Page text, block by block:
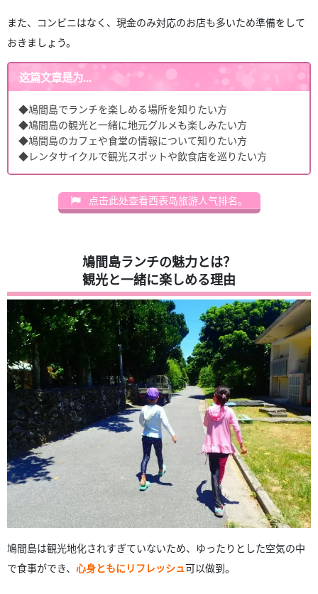
また、コンビニはなく、現金のみ対応のお店も多いため準備をして
おきましょう。
这篇文章是为...
◆鳩間島でランチを楽しめる場所を知りたい方
◆鳩間島の観光と一緒に地元グルメも楽しみたい方
◆鳩間島のカフェや食堂の情報について知りたい方
◆レンタサイクルで観光スポットや飲食店を巡りたい方
点击此处查看西表岛旅游人气排名。
鳩間島ランチの魅力とは？
観光と一緒に楽しめる理由
鳩間島は観光地化されすぎていないため、ゆったりとした空気の中
で食事ができ、 心身ともにリフレッシュ可以做到。